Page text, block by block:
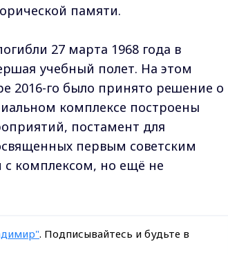
памяти.
27 марта 1968 года в
учебный полет. На этом
2016-го было принято решение о
комплексе построены
постамент для
первым советским
с комплексом, но ещё не
. Подписывайтесь и будьте в